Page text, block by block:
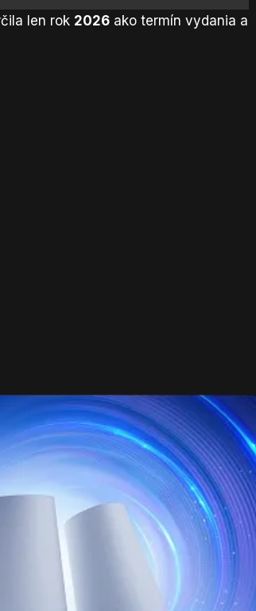
len rok 2026 ako termín vydania a
využívajú Pulse Elevate
spojenie. Vývojári ich
prinášajú verný zvuk naprieč celým
pripravili – na
PS5, PC, Macu aj
hlasitosť, ekvalizér, sidetone
po vydaní.